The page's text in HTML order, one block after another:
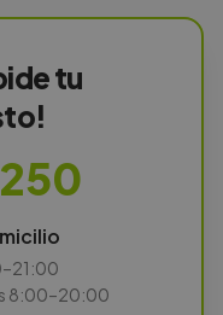
tu
8:00–20:00